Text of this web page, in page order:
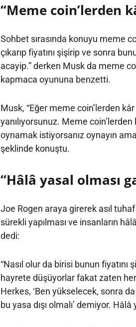
“Meme coin’lerden
Sohbet sırasında konuyu meme
çıkarıp fiyatını şişirip ve sonra
acayip.” derken Musk da meme
kapmaca oyununa benzetti.
Musk, “Eğer meme coin’lerden
yanılıyorsunuz. Meme
oynamak istiyorsanız oynayın ama
şeklinde konuştu.
“Hâlâ yasal olması
Joe Rogen araya girerek asıl
sürekli yapılması ve insanların
dedi:
“Nasıl olur da birisi bunun fiyatını
hayrete düşüyorlar fakat zaten
Herkes, ‘Ben yükselecek, sonra
bu yasa dışı olmalı’ demiyor.